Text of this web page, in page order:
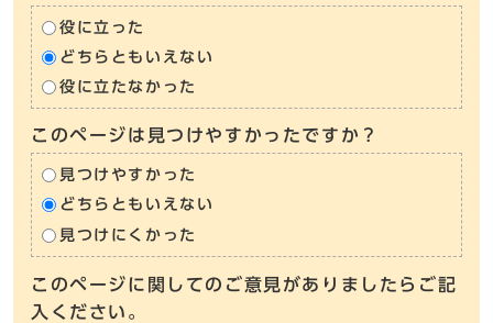
役に立った
どちらともいえない
役に立たなかった
このページは見つけやすかったですか？
見つけやすかった
どちらともいえない
見つけにくかった
このページに関してのご意見がありましたらご記
入ください。